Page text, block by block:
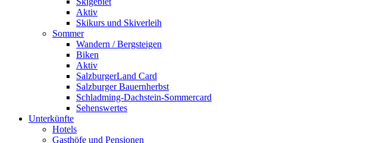
Aktiv
Skikurs und Skiverleih
Sommer
Wandern / Bergsteigen
Biken
Aktiv
SalzburgerLand Card
Salzburger Bauernherbst
Schladming-Dachstein-Sommercard
Sehenswertes
Unterkünfte
Hotels
Gasthöfe und Pensionen